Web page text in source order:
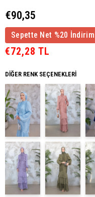
€90,35
Sepette Net %20 İndirim
€72,28 TL
DIĞER RENK SEÇENEKLERI